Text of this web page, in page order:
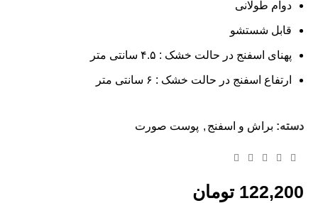
دوام طولانی
قابل شستشو
پهنای اسفنج در حالت خشک : ۴.۵ سانتی متر
ارتفاع اسفنج در حالت خشک : ۶ سانتی متر
دسته: براش و اسفنج , پوست صورت
122,200 تومان